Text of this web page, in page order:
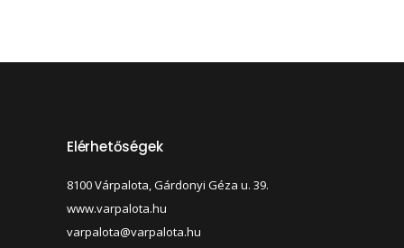
Elérhetőségek
8100 Várpalota, Gárdonyi Géza u. 39.
www.varpalota.hu
varpalota@varpalota.hu